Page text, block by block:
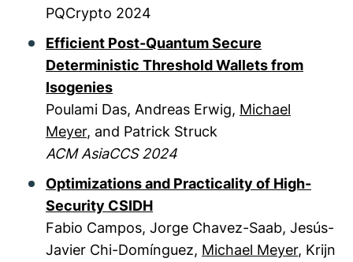
PQCrypto 2024
Efficient Post-Quantum Secure
Deterministic Threshold Wallets from
Isogenies
Poulami Das, Andreas Erwig, Michael
Meyer, and Patrick Struck
ACM AsiaCCS 2024
Optimizations and Practicality of High-
Security CSIDH
Fabio Campos, Jorge Chavez-Saab, Jesús-
Javier Chi-Domínguez, Michael Meyer, Krijn